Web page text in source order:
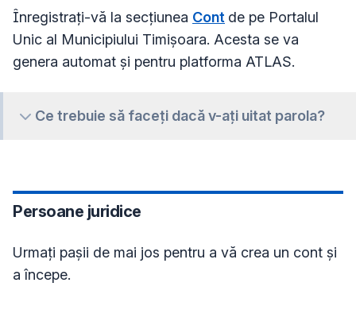
Înregistrați-vă la secțiunea Cont de pe Portalul
Unic al Municipiului Timișoara. Acesta se va
genera automat și pentru platforma ATLAS.
Ce trebuie să faceți dacă v-ați uitat parola?
Persoane juridice
Urmați pașii de mai jos pentru a vă crea un cont și
a începe.